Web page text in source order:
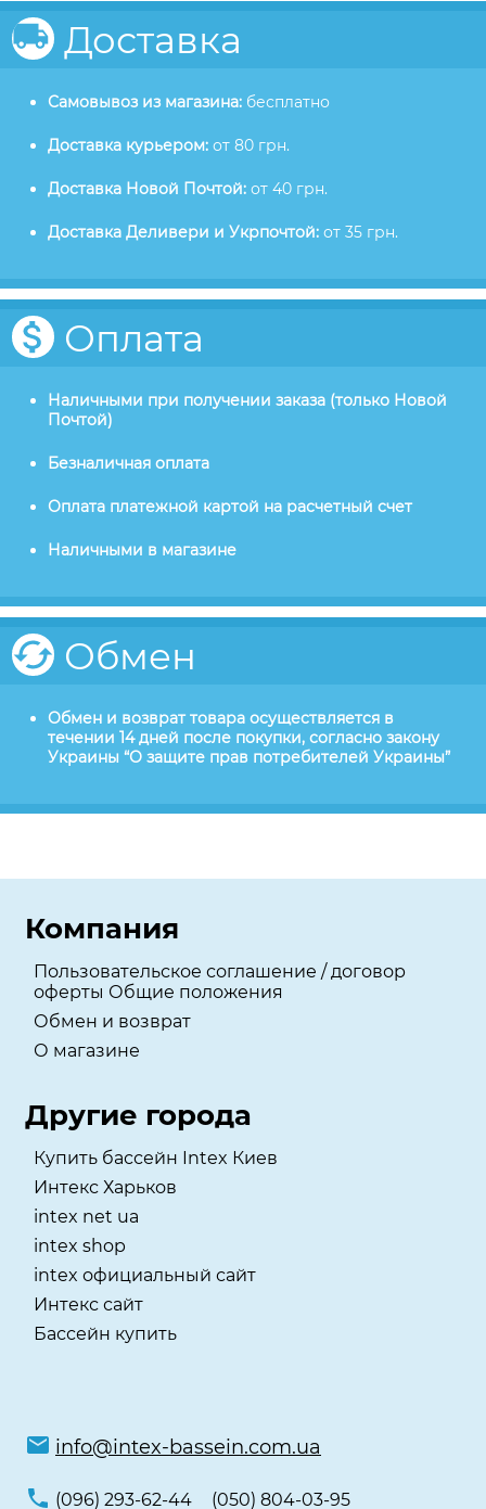
Доставка
Самовывоз из магазина: бесплатно
Доставка курьером: от 80 грн.
Доставка Новой Почтой: от 40 грн.
Доставка Деливери и Укрпочтой: от 35 грн.
Оплата
Наличными при получении заказа (только Новой
Почтой)
Безналичная оплата
Оплата платежной картой на расчетный счет
Наличными в магазине
Обмен
Обмен и возврат товара осуществляется в
течении 14 дней после покупки, согласно закону
Украины “О защите прав потребителей Украины”
Компания
Пользовательское соглашение / договор
оферты Общие положения
Обмен и возврат
О магазине
Другие города
Купить бассейн Intex Киев
Интекс Харьков
intex net ua
intex shop
intex официальный сайт
Интекс сайт
Бассейн купить
info@intex-bassein.com.ua
(096) 293-62-44 (050) 804-03-95